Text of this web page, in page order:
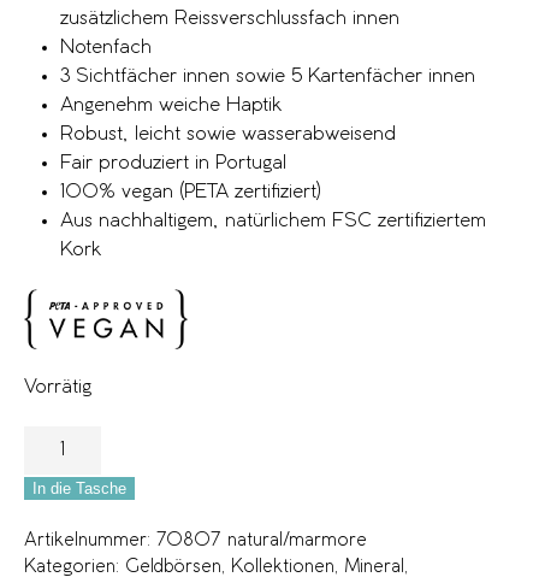
zusätzlichem Reissverschlussfach innen
Notenfach
3 Sichtfächer innen sowie 5 Kartenfächer innen
Angenehm weiche Haptik
Robust, leicht sowie wasserabweisend
Fair produziert in Portugal
100% vegan (PETA zertifiziert)
Aus nachhaltigem, natürlichem FSC zertifiziertem
Kork
Vorrätig
In die Tasche
Artikelnummer: 70807 natural/marmore
Kategorien: Geldbörsen, Kollektionen, Mineral ,